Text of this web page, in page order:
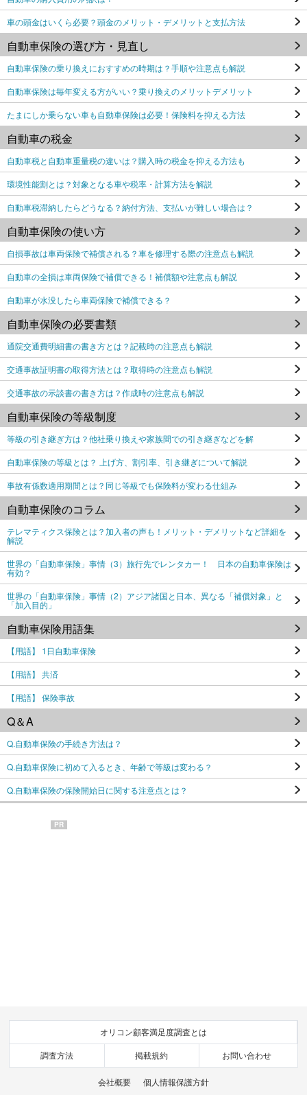
車の頭金はいくら必要？頭金のメリット・デメリットと支払方法
自動車保険の選び方・見直し
自動車保険の乗り換えにおすすめの時期は？手順や注意点も解説
自動車保険は毎年変える方がいい？乗り換えのメリットデメリット
たまにしか乗らない車も自動車保険は必要！保険料を抑える方法
自動車の税金
自動車税と自動車重量税の違いは？購入時の税金を抑える方法も
環境性能割とは？対象となる車や税率・計算方法を解説
自動車税滞納したらどうなる？納付方法、支払いが難しい場合は？
自動車保険の使い方
自損事故は車両保険で補償される？車を修理する際の注意点も解説
自動車の全損は車両保険で補償できる！補償額や注意点も解説
自動車が水没したら車両保険で補償できる？
自動車保険の必要書類
通院交通費明細書の書き方とは？記載時の注意点も解説
交通事故証明書の取得方法とは？取得時の注意点も解説
交通事故の示談書の書き方は？作成時の注意点も解説
自動車保険の等級制度
等級の引き継ぎ方は？他社乗り換えや家族間での引き継ぎなどを解
自動車保険の等級とは？ 上げ方、割引率、引き継ぎについて解説
事故有係数適用期間とは？同じ等級でも保険料が変わる仕組み
自動車保険のコラム
テレマティクス保険とは？加入者の声も！メリット・デメリットなど詳細を
解説
世界の「自動車保険」事情（3）旅行先でレンタカー！ 日本の自動車保険は
有効？
世界の「自動車保険」事情（2）アジア諸国と日本、異なる「補償対象」と
「加入目的」
自動車保険用語集
【用語】 1日自動車保険
【用語】 共済
【用語】 保険事故
Q＆A
Q.自動車保険の手続き方法は？
Q.自動車保険に初めて入るとき、年齢で等級は変わる？
Q.自動車保険の保険開始日に関する注意点とは？
PR
オリコン顧客満足度調査とは
調査方法 掲載規約 お問い合わせ
会社概要 個人情報保護方針